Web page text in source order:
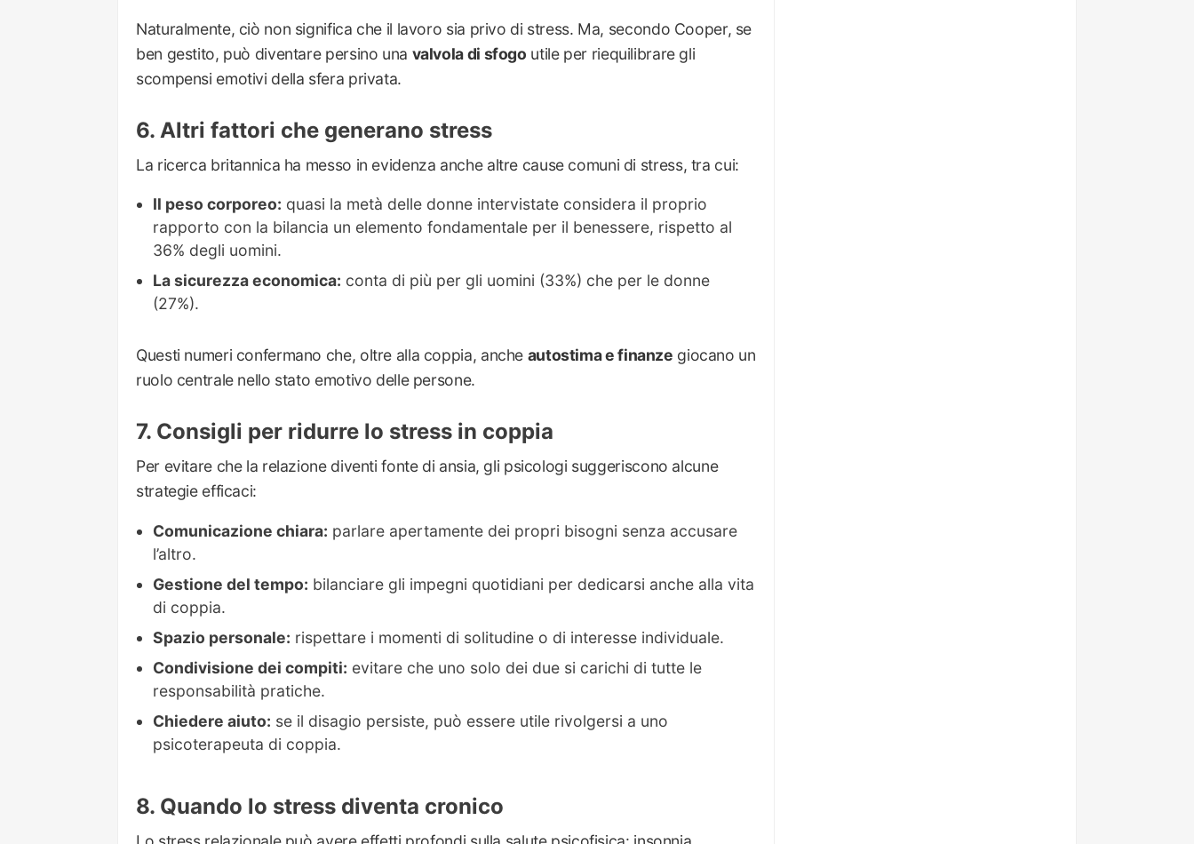
Naturalmente, ciò non significa che il lavoro sia privo di stress. Ma, secondo Cooper, se
ben gestito, può diventare persino una valvola di sfogo utile per riequilibrare gli
scompensi emotivi della sfera privata.
Altri fattori che generano stress
La ricerca britannica ha messo in evidenza anche altre cause comuni di stress, tra cui:
Il peso corporeo: quasi la metà delle donne intervistate considera il proprio
rapporto con la bilancia un elemento fondamentale per il benessere, rispetto al
36% degli uomini.
La sicurezza economica: conta di più per gli uomini (33%) che per le donne
(27%).
Questi numeri confermano che, oltre alla coppia, anche autostima e finanze giocano un
ruolo centrale nello stato emotivo delle persone.
Consigli per ridurre lo stress in coppia
Per evitare che la relazione diventi fonte di ansia, gli psicologi suggeriscono alcune
strategie efficaci:
Comunicazione chiara: parlare apertamente dei propri bisogni senza accusare
l’altro.
Gestione del tempo: bilanciare gli impegni quotidiani per dedicarsi anche alla vita
di coppia.
Spazio personale: rispettare i momenti di solitudine o di interesse individuale.
Condivisione dei compiti: evitare che uno solo dei due si carichi di tutte le
responsabilità pratiche.
Chiedere aiuto: se il disagio persiste, può essere utile rivolgersi a uno
psicoterapeuta di coppia.
Quando lo stress diventa cronico